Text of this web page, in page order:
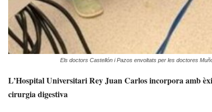
Els doctors Castellón i Pazos envoltats per les doctores
L’Hospital Universitari Rey Juan Carlos incorpora amb
cirurgia digestiva